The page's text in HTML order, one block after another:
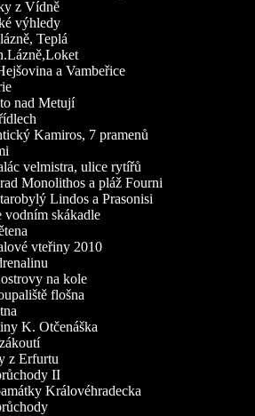
z Vídně
výhledy
Teplá
a Vambeřice
nad Metují
Kamiros, 7 pramenů
velmistra, ulice rytířů
Monolithos a pláž Fourni
Lindos a Prasonisi
vodním skákadle
vteřiny 2010
na kole
flošna
K. Otčenáška
z Erfurtu
II
Královéhradecka